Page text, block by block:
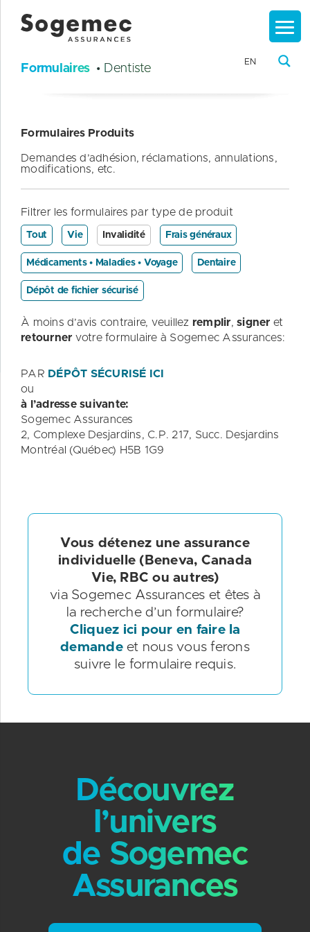
EN
Formulaires • Dentiste
Formulaires Produits
Demandes d’adhésion, réclamations, annulations,
modifications, etc.
Filtrer les formulaires par type de produit
Tout Vie Invalidité Frais généraux
Médicaments • Maladies • Voyage Dentaire
Dépôt de fichier sécurisé
À moins d’avis contraire, veuillez remplir, signer et
retourner votre formulaire à Sogemec Assurances:
PAR DÉPÔT SÉCURISÉ ICI
ou
à l’adresse suivante:
Sogemec Assurances
2, Complexe Desjardins, C.P. 217, Succ. Desjardins
Montréal (Québec) H5B 1G9
Vous détenez une assurance
individuelle (Beneva, Canada
Vie, RBC ou autres)
via Sogemec Assurances et êtes à
la recherche d’un formulaire?
Cliquez ici pour en faire la
demandeet nous vous ferons
suivre le formulaire requis.
Découvrez
l’univers
de Sogemec
Assurances